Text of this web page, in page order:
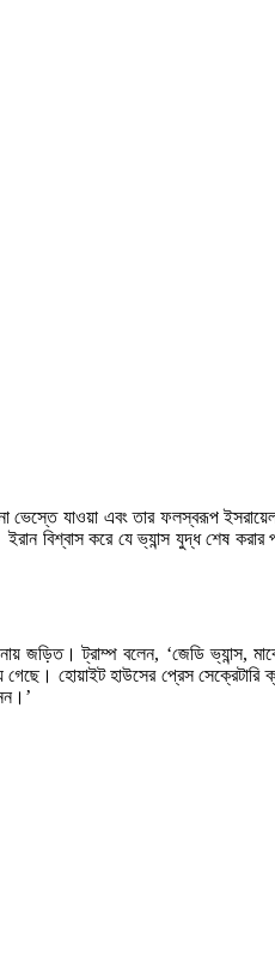
যাওয়া এবং তার ফলস্বরূপ
ইরান বিশ্বাস করে যে ভ্যান্স যুদ্ধ শেষ
জড়িত। ট্রাম্প বলেন, ‘জেডি ভ্যান্স,
হোয়াইট হাউসের প্রেস